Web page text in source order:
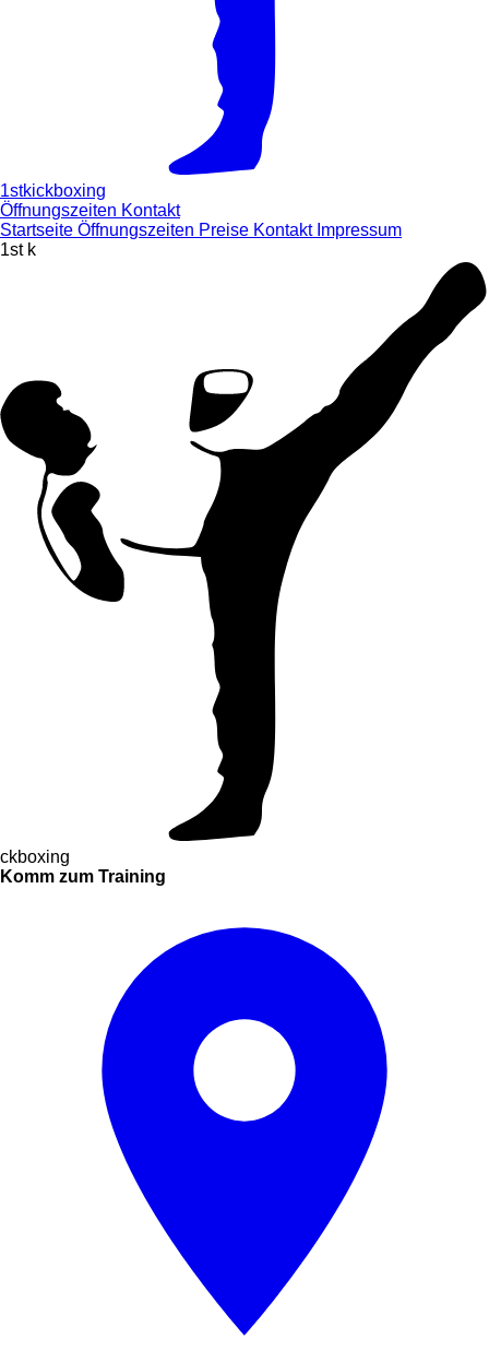
1stkickboxing
Öffnungszeiten Kontakt
Startseite Öffnungszeiten Preise Kontakt Impressum
1st k
ckboxing
Komm zum Training